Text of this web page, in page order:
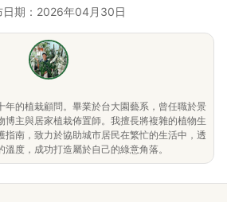
日期：2026年04月30日
年的植栽顧問。畢業於台大園藝系，曾任職於景
博主與居家植栽佈置師。我擅長將複雜的植物生
指南，致力於協助城市居民在繁忙的生活中，透
溫度，成功打造屬於自己的綠意角落。